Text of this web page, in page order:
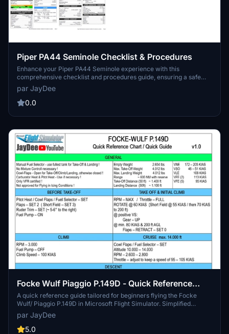
Piper PA44 Seminole Checklist & Procedures
Enhance your Piper PA44 Seminole experience with this
comprehensive checklist and procedures guide, ensuring a safe
and organized flight every time.
par JayDee
0.0
Focke Wulf Piaggio P.149D - Quick Reference
Guide For Beginners
A quick reference guide tailored for beginners flying the Focke
Wulf/ Piaggio P.149D in Microsoft Flight Simulator. Simplified
instructions to help new pilots without overwhelming them with
unnecessary details. This guide focuses on essential information for
flying the specific aircraft within the simulator environment.
par JayDee
5.0